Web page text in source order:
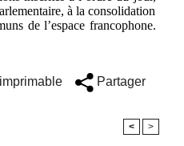
à la consolidation
de l’espace francophone.
Partager
< >